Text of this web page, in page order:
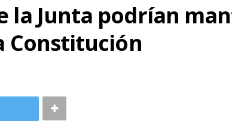
la Junta podrían
Constitución